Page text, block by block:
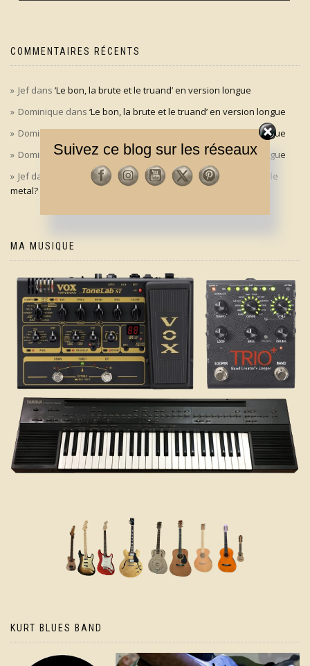
COMMENTAIRES RÉCENTS
Jefdans ‘Le bon, la brute et le truand’ en version longue
Dominique dans ‘Le bon, la brute et le truand’ en version longue
Dominiquedans‘Le bon, la brute et le truand’ en version longue
Dominiquedans‘Le bon, la brute et le truand’ en version longue
Jefdans
Aldo Maccione à l’origine du signe des cornes dans le
metal?
MA MUSIQUE
KURT BLUES BAND
Suivez ce blog sur les réseaux